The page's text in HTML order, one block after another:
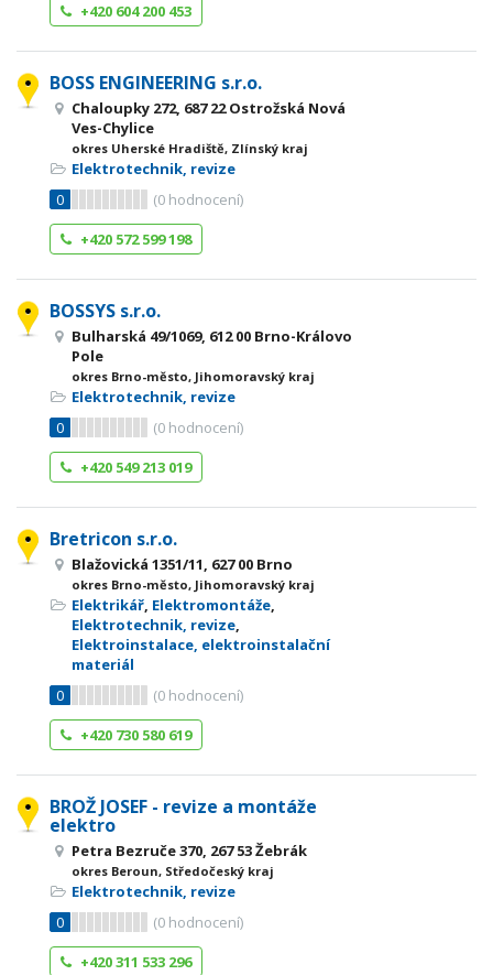
+420 604 200 453
BOSS ENGINEERING s.r.o.
Chaloupky 272, 687 22 Ostrožská Nová
Ves-Chylice
okres Uherské Hradiště, Zlínský kraj
Elektrotechnik, revize
0
(0 hodnocení)
+420 572 599 198
BOSSYS s.r.o.
Bulharská 49/1069, 612 00 Brno-Královo
Pole
okres Brno-město, Jihomoravský kraj
Elektrotechnik, revize
0
(0 hodnocení)
+420 549 213 019
Bretricon s.r.o.
Blažovická 1351/11, 627 00 Brno
okres Brno-město, Jihomoravský kraj
Elektrikář, Elektromontáže,
Elektrotechnik, revize,
Elektroinstalace, elektroinstalační
materiál
0
(0 hodnocení)
+420 730 580 619
BROŽ JOSEF - revize a montáže
elektro
Petra Bezruče 370, 267 53 Žebrák
okres Beroun, Středočeský kraj
Elektrotechnik, revize
0
(0 hodnocení)
+420 311 533 296